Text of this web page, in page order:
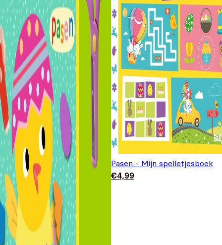
Pasen - Mijn spelletjesboek
€4,99